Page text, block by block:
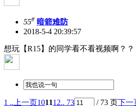
55# 暗箭难防
2018-5-4 20:39:57
想玩【R15】的同学看不看视频啊？？
1 ..上一页 101112.. 73 / 73 页 下一